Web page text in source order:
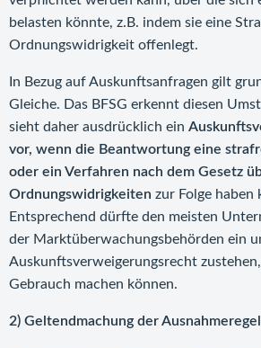
belasten könnte, z.B. indem sie eine
Ordnungswidrigkeit offenlegt.
In Bezug auf Auskunftsanfragen gilt
Gleiche. Das BFSG erkennt diesen
sieht daher ausdrücklich ein
vor, wenn die Beantwortung eine
oder ein Verfahren nach dem Gesetz
Ordnungswidrigkeiten zur Folge haben
Entsprechend dürfte den meisten
der Marktüberwachungsbehörden ein
Auskunftsverweigerungsrecht
Gebrauch machen können.
2) Geltendmachung der